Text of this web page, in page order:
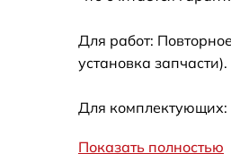
Для работ:
установка запчасти).
Для комплектующих:
Показать полностью